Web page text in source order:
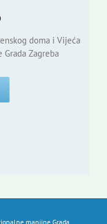
doma i Vijeća
Zagreba
manjine Grada